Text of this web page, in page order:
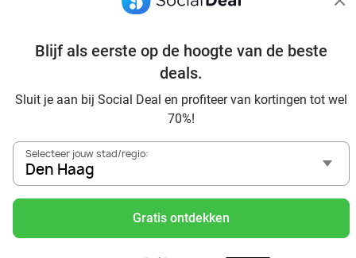
Blijf als eerste op de hoogte van de beste
deals.
Sluit je aan bij Social Deal en profiteer van kortingen tot wel
70%!
Selecteer jouw stad/regio:
Den Haag
Gratis ontdekken
Ga voordelig de padelbaan op met Social Deal in de buurt
Geniet van je vakantie in Den Haag in Nederland met
Ervaar de kwaliteit van het Van der Valk hotel in Den Haag
Voordelig genieten bij Sunparks met korting vanuit Den
Haag
Met hoge korting naar de zonnebank in Den Haag
Skiën met korting in Den Haag? Ontdek de leukste
skihallen en indoor skibanen
Schaatsen in Den Haag en omgeving